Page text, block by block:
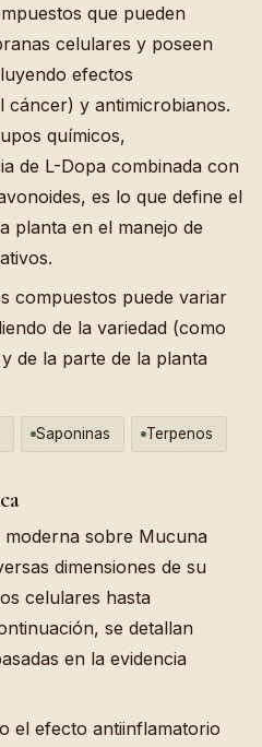
que pueden
celulares y poseen
efectos
cáncer) y antimicrobianos.
químicos,
de L-Dopa combinada con
es lo que define el
planta en el manejo de
compuestos puede variar
de la variedad (como
de la parte de la planta
Saponinas Terpenos
moderna sobre Mucuna
dimensiones de su
celulares hasta
se detallan
en la evidencia
el efecto antiinflamatorio